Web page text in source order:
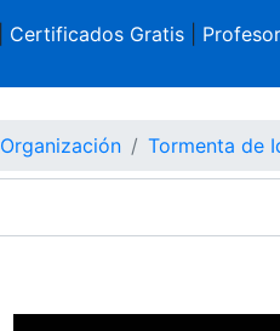
Certificados Gratis|
Organización Tormenta de